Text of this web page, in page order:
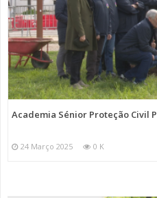
Academia Sénior Proteção Civil
24 Março 2025 0 K